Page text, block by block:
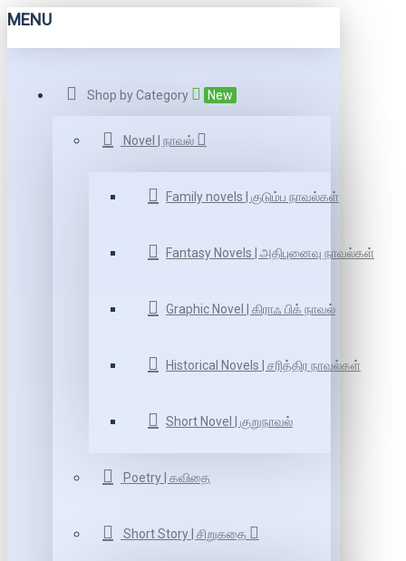
MENU
Shop by Category New
Novel | நாவல்
Family novels | குடும்ப நாவல்கள்
Fantasy Novels | அதிபுனைவு நாவல்கள்
Graphic Novel | கிராஃ பிக் நாவல்
Historical Novels | சரித்திர நாவல்கள்
Short Novel | குறுநாவல்
Poetry | கவிதை
Short Story | சிறுகதை